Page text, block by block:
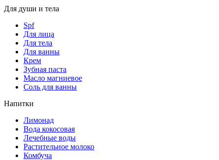
Для души и тела
Spf
Для лица
Для тела
Для ванны
Крем
Зубная паста
Масло магниевое
Соль для ванны
Напитки
Лимонад
Вода кокосовая
Лечебные воды
Растительное молоко
Комбуча